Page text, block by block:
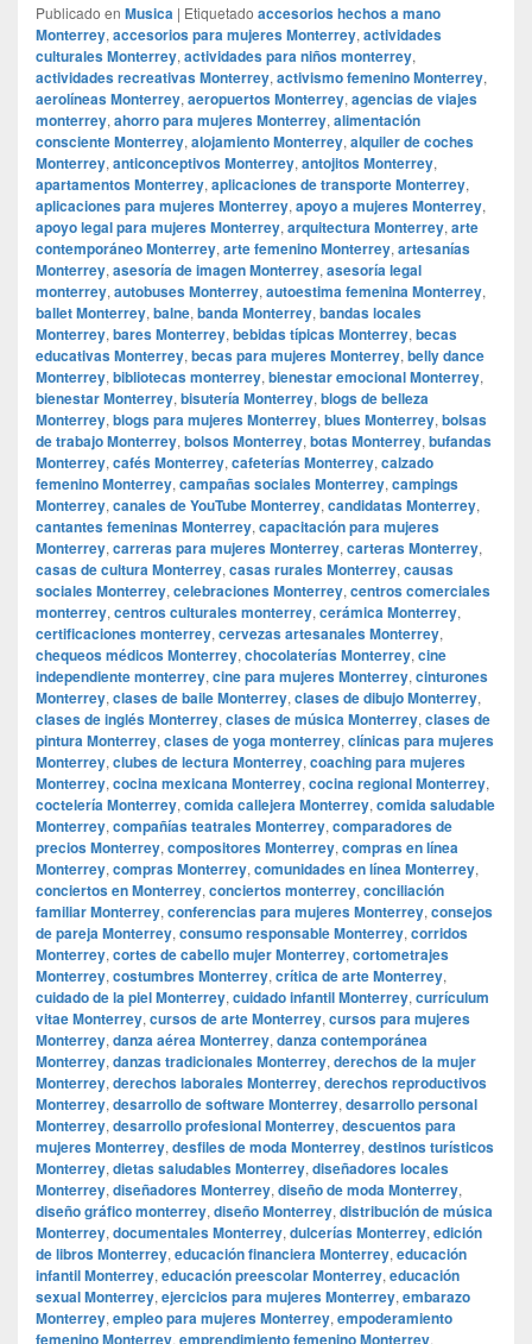
Publicado en Musica | Etiquetado accesorios hechos a mano
Monterrey, accesorios para mujeres Monterrey, actividades
culturales Monterrey, actividades para niños monterrey,
actividades recreativas Monterrey, activismo femenino Monterrey,
aerolíneas Monterrey, aeropuertos Monterrey, agencias de viajes
monterrey, ahorro para mujeres Monterrey, alimentación
consciente Monterrey, alojamiento Monterrey, alquiler de coches
Monterrey, anticonceptivos Monterrey, antojitos Monterrey,
apartamentos Monterrey, aplicaciones de transporte Monterrey,
aplicaciones para mujeres Monterrey, apoyo a mujeres Monterrey,
apoyo legal para mujeres Monterrey, arquitectura Monterrey, arte
contemporáneo Monterrey, arte femenino Monterrey, artesanías
Monterrey, asesoría de imagen Monterrey, asesoría legal
monterrey, autobuses Monterrey, autoestima femenina Monterrey,
ballet Monterrey, balne, banda Monterrey, bandas locales
Monterrey, bares Monterrey, bebidas típicas Monterrey, becas
educativas Monterrey, becas para mujeres Monterrey, belly dance
Monterrey, bibliotecas monterrey, bienestar emocional Monterrey,
bienestar Monterrey, bisutería Monterrey, blogs de belleza
Monterrey, blogs para mujeres Monterrey, blues Monterrey, bolsas
de trabajo Monterrey, bolsos Monterrey, botas Monterrey, bufandas
Monterrey, cafés Monterrey, cafeterías Monterrey, calzado
femenino Monterrey, campañas sociales Monterrey, campings
Monterrey, canales de YouTube Monterrey, candidatas Monterrey,
cantantes femeninas Monterrey, capacitación para mujeres
Monterrey, carreras para mujeres Monterrey, carteras Monterrey,
casas de cultura Monterrey, casas rurales Monterrey, causas
sociales Monterrey, celebraciones Monterrey, centros comerciales
monterrey, centros culturales monterrey, cerámica Monterrey,
certificaciones monterrey, cervezas artesanales Monterrey,
chequeos médicos Monterrey, chocolaterías Monterrey, cine
independiente monterrey, cine para mujeres Monterrey, cinturones
Monterrey, clases de baile Monterrey, clases de dibujo Monterrey,
clases de inglés Monterrey, clases de música Monterrey, clases de
pintura Monterrey, clases de yoga monterrey, clínicas para mujeres
Monterrey, clubes de lectura Monterrey, coaching para mujeres
Monterrey, cocina mexicana Monterrey, cocina regional Monterrey,
coctelería Monterrey, comida callejera Monterrey, comida saludable
Monterrey, compañías teatrales Monterrey, comparadores de
precios Monterrey, compositores Monterrey, compras en línea
Monterrey, compras Monterrey, comunidades en línea Monterrey,
conciertos en Monterrey, conciertos monterrey, conciliación
familiar Monterrey, conferencias para mujeres Monterrey, consejos
de pareja Monterrey, consumo responsable Monterrey, corridos
Monterrey, cortes de cabello mujer Monterrey, cortometrajes
Monterrey, costumbres Monterrey, crítica de arte Monterrey,
cuidado de la piel Monterrey, cuidado infantil Monterrey, currículum
vitae Monterrey, cursos de arte Monterrey, cursos para mujeres
Monterrey, danza aérea Monterrey, danza contemporánea
Monterrey, danzas tradicionales Monterrey, derechos de la mujer
Monterrey, derechos laborales Monterrey, derechos reproductivos
Monterrey, desarrollo de software Monterrey, desarrollo personal
Monterrey, desarrollo profesional Monterrey, descuentos para
mujeres Monterrey, desfiles de moda Monterrey, destinos turísticos
Monterrey, dietas saludables Monterrey, diseñadores locales
Monterrey, diseñadores Monterrey, diseño de moda Monterrey,
diseño gráfico monterrey, diseño Monterrey, distribución de música
Monterrey, documentales Monterrey, dulcerías Monterrey, edición
de libros Monterrey, educación financiera Monterrey, educación
infantil Monterrey, educación preescolar Monterrey, educación
sexual Monterrey, ejercicios para mujeres Monterrey, embarazo
Monterrey, empleo para mujeres Monterrey, empoderamiento
femenino Monterrey, emprendimiento femenino Monterrey,